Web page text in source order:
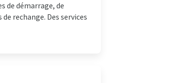
de démarrage, de
rechange. Des services